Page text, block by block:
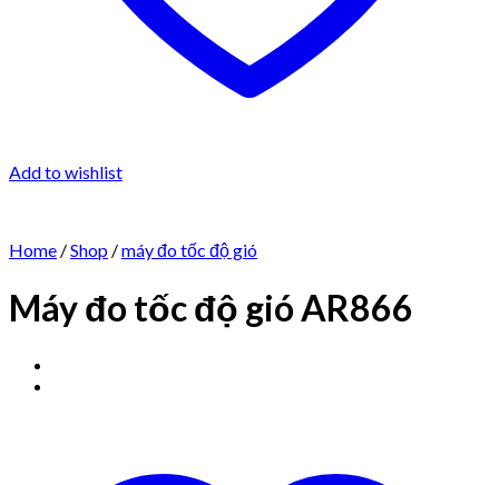
Add to wishlist
Home /Shop /máy đo tốc độ gió
Máy đo tốc độ gió AR866